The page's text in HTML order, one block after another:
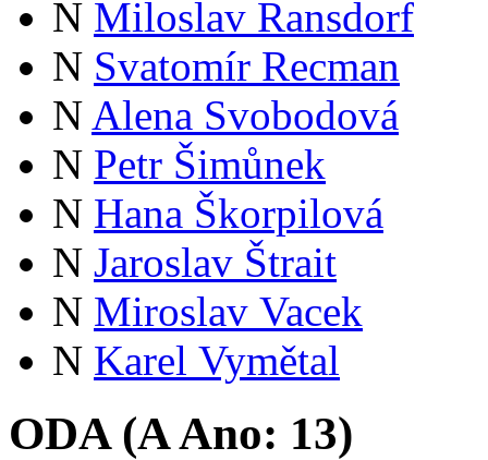
N Miloslav Ransdorf
N Svatomír Recman
N Alena Svobodová
N Petr Šimůnek
N Hana Škorpilová
N Jaroslav Štrait
N Miroslav Vacek
N Karel Vymětal
ODA (AAno: 13)